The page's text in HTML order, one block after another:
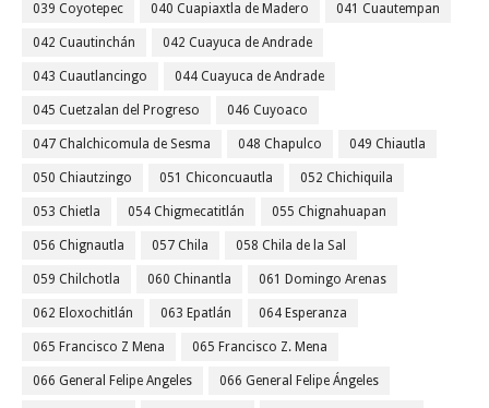
039 Coyotepec 040 Cuapiaxtla de Madero 041 Cuautempan
042 Cuautinchán 042 Cuayuca de Andrade
043 Cuautlancingo 044 Cuayuca de Andrade
045 Cuetzalan del Progreso 046 Cuyoaco
047 Chalchicomula de Sesma 048 Chapulco 049 Chiautla
050 Chiautzingo 051 Chiconcuautla 052 Chichiquila
053 Chietla 054 Chigmecatitlán 055 Chignahuapan
056 Chignautla 057 Chila 058 Chila de la Sal
059 Chilchotla 060 Chinantla 061 Domingo Arenas
062 Eloxochitlán 063 Epatlán 064 Esperanza
065 Francisco Z Mena 065 Francisco Z. Mena
066 General Felipe Angeles 066 General Felipe Ángeles